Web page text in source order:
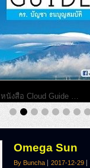
หนังสือ Cloud Guide …
Omega Sun
By Buncha 2017-12-29